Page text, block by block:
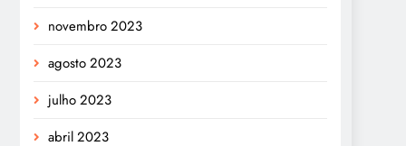
novembro 2023
agosto 2023
julho 2023
abril 2023